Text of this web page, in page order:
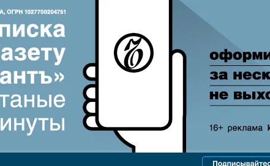
Реклама в «Ъ» www.kommersant.ru/ad